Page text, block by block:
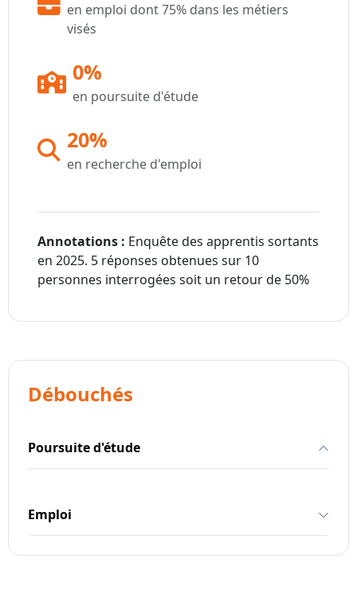
en emploi dont 75% dans les métiers
visés
0%
en poursuite d'étude
20%
en recherche d'emploi
Annotations : Enquête des apprentis sortants
en 2025. 5 réponses obtenues sur 10
personnes interrogées soit un retour de 50%
Débouchés
Poursuite d'étude
Emploi